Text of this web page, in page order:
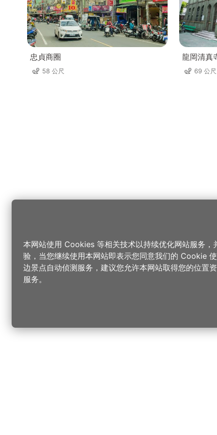
忠貞商圈
58 公尺
龍岡清真
69 公尺
本网站使用 Cookies 等相关技术以持续优化网站服务，
验，当您继续使用本网站即表示您同意我们的 Cookie
边景点自动侦测服务，建议您允许本网站取得您的位置
服务。